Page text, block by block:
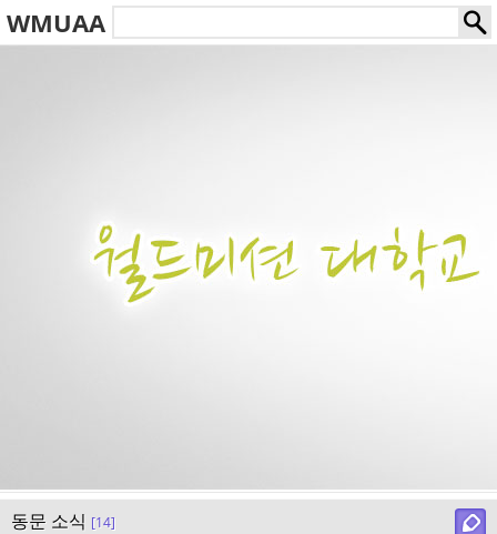
WMUAA
동문 소식 [14]